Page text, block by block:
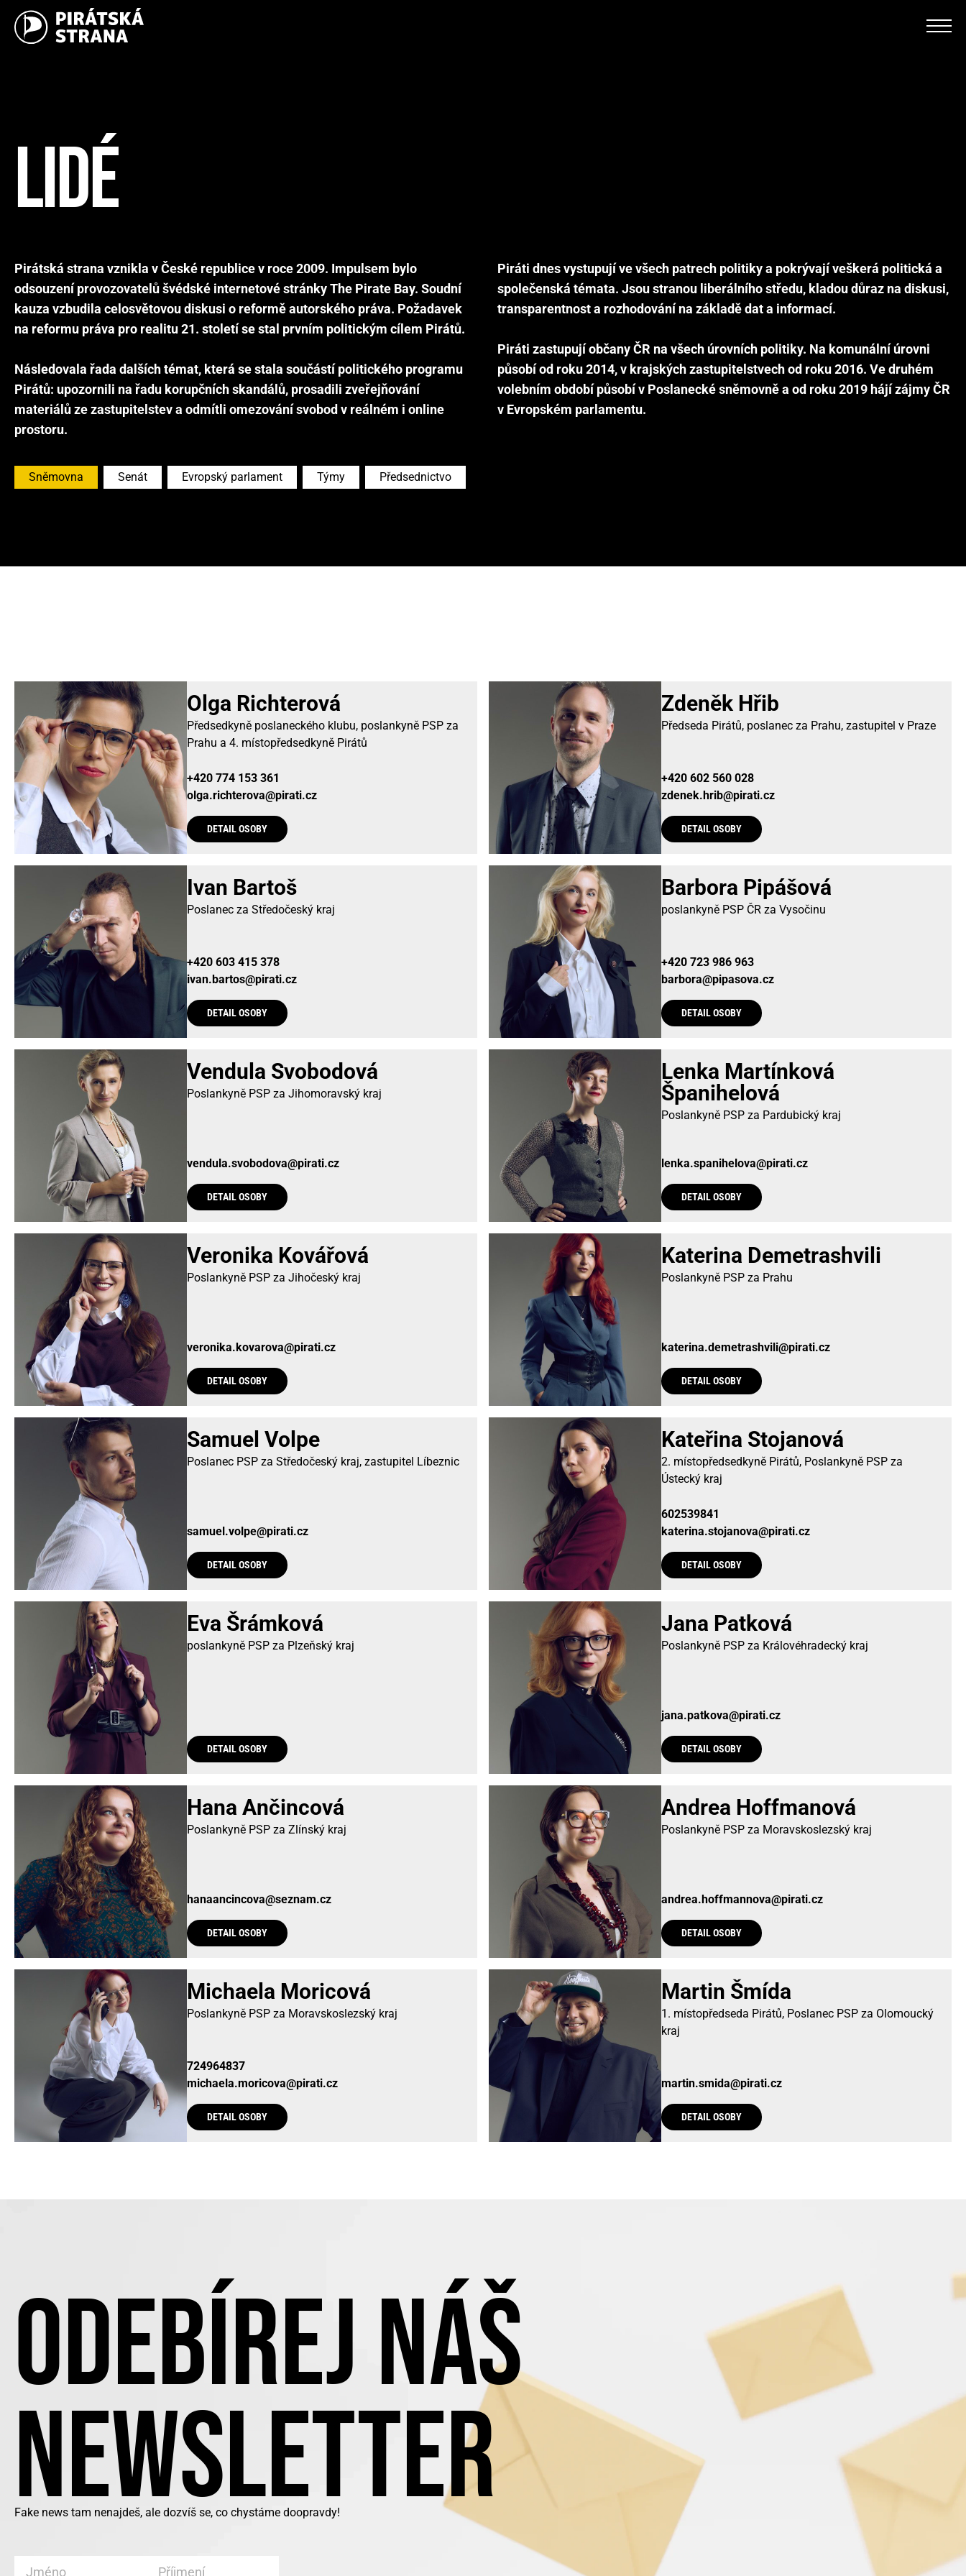
LIDÉ
Pirátská strana vznikla v České republice v roce 2009. Impulsem bylo
odsouzení provozovatelů švédské internetové stránky The Pirate Bay. Soudní
kauza vzbudila celosvětovou diskusi o reformě autorského práva. Požadavek
na reformu práva pro realitu 21. století se stal prvním politickým cílem Pirátů.
Následovala řada dalších témat, která se stala součástí politického programu
Pirátů: upozornili na řadu korupčních skandálů, prosadili zveřejňování
materiálů ze zastupitelstev a odmítli omezování svobod v reálném i online
Piráti dnes vystupují ve všech patrech politiky a pokrývají veškerá politická a
společenská témata. Jsou stranou liberálního středu, kladou důraz na diskusi,
transparentnost a rozhodování na základě dat a informací.
Piráti zastupují občany ČR na všech úrovních politiky. Na komunální úrovni
působí od roku 2014, v krajských zastupitelstvech od roku 2016. Ve druhém
volebním období působí v Poslanecké sněmovně a od roku 2019 hájí zájmy ČR
Sněmovna Senát Evropský parlament Týmy Předsednictvo
Olga Richterová
Předsedkyně poslaneckého klubu, poslankyně PSP za
Prahu a 4. místopředsedkyně Pirátů
+420 774 153 361
olga.richterova@pirati.cz
DETAIL OSOBY
Zdeněk Hřib
Předseda Pirátů, poslanec za Prahu, zastupitel v Praze
+420 602 560 028
zdenek.hrib@pirati.cz
DETAIL OSOBY
Ivan Bartoš
Poslanec za Středočeský kraj
+420 603 415 378
ivan.bartos@pirati.cz
DETAIL OSOBY
Barbora Pipášová
poslankyně PSP ČR za Vysočinu
+420 723 986 963
barbora@pipasova.cz
DETAIL OSOBY
Vendula Svobodová
Poslankyně PSP za Jihomoravský kraj
vendula.svobodova@pirati.cz
DETAIL OSOBY
Lenka Martínková
Španihelová
Poslankyně PSP za Pardubický kraj
lenka.spanihelova@pirati.cz
DETAIL OSOBY
Veronika Kovářová
Poslankyně PSP za Jihočeský kraj
veronika.kovarova@pirati.cz
DETAIL OSOBY
Katerina Demetrashvili
Poslankyně PSP za Prahu
katerina.demetrashvili@pirati.cz
DETAIL OSOBY
Samuel Volpe
Poslanec PSP za Středočeský kraj, zastupitel Líbeznic
samuel.volpe@pirati.cz
DETAIL OSOBY
Kateřina Stojanová
2. místopředsedkyně Pirátů, Poslankyně PSP za
Ústecký kraj
602539841
katerina.stojanova@pirati.cz
DETAIL OSOBY
Eva Šrámková
poslankyně PSP za Plzeňský kraj
DETAIL OSOBY
Jana Patková
Poslankyně PSP za Královéhradecký kraj
jana.patkova@pirati.cz
DETAIL OSOBY
Hana Ančincová
Poslankyně PSP za Zlínský kraj
hanaancincova@seznam.cz
DETAIL OSOBY
Andrea Hoffmanová
Poslankyně PSP za Moravskoslezský kraj
andrea.hoffmannova@pirati.cz
DETAIL OSOBY
Michaela Moricová
Poslankyně PSP za Moravskoslezský kraj
724964837
michaela.moricova@pirati.cz
DETAIL OSOBY
Martin Šmída
1. místopředseda Pirátů, Poslanec PSP za Olomoucký
kraj
martin.smida@pirati.cz
DETAIL OSOBY
ODEBÍREJ NÁŠ
NEWSLETTER
Fake news tam nenajdeš, ale dozvíš se, co chystáme doopravdy!